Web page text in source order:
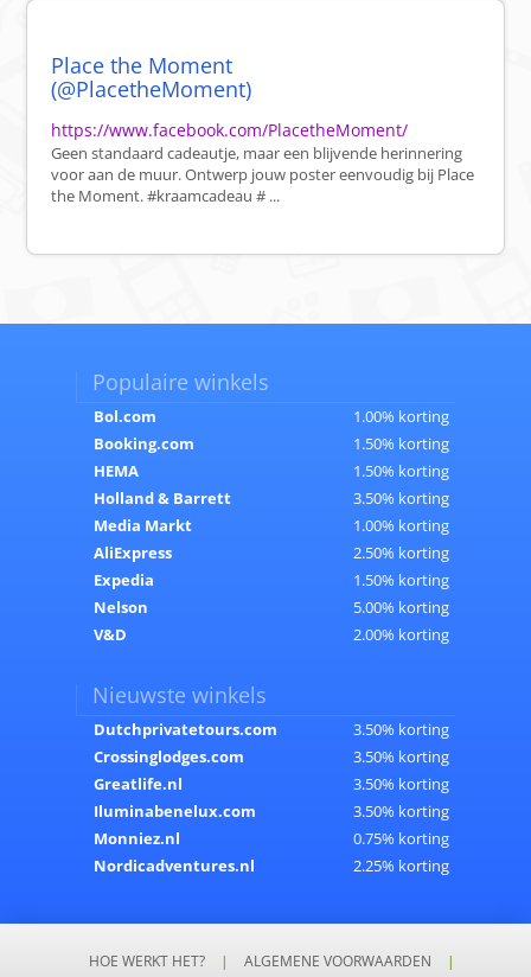
Place the Moment
(@PlacetheMoment)
https://www.facebook.com/PlacetheMoment/
Geen standaard cadeautje, maar een blijvende herinnering
voor aan de muur. Ontwerp jouw poster eenvoudig bij Place
the Moment. #kraamcadeau # ...
Populaire winkels
Bol.com
1.00% korting
Booking.com
1.50% korting
HEMA
1.50% korting
Holland & Barrett
3.50% korting
Media Markt
1.00% korting
AliExpress
2.50% korting
Expedia
1.50% korting
Nelson
5.00% korting
V&D
2.00% korting
Nieuwste winkels
Dutchprivatetours.com
3.50% korting
Crossinglodges.com
3.50% korting
Greatlife.nl
3.50% korting
Iluminabenelux.com
3.50% korting
Monniez.nl
0.75% korting
Nordicadventures.nl
2.25% korting
HOE WERKT HET? | ALGEMENE VOORWAARDEN |